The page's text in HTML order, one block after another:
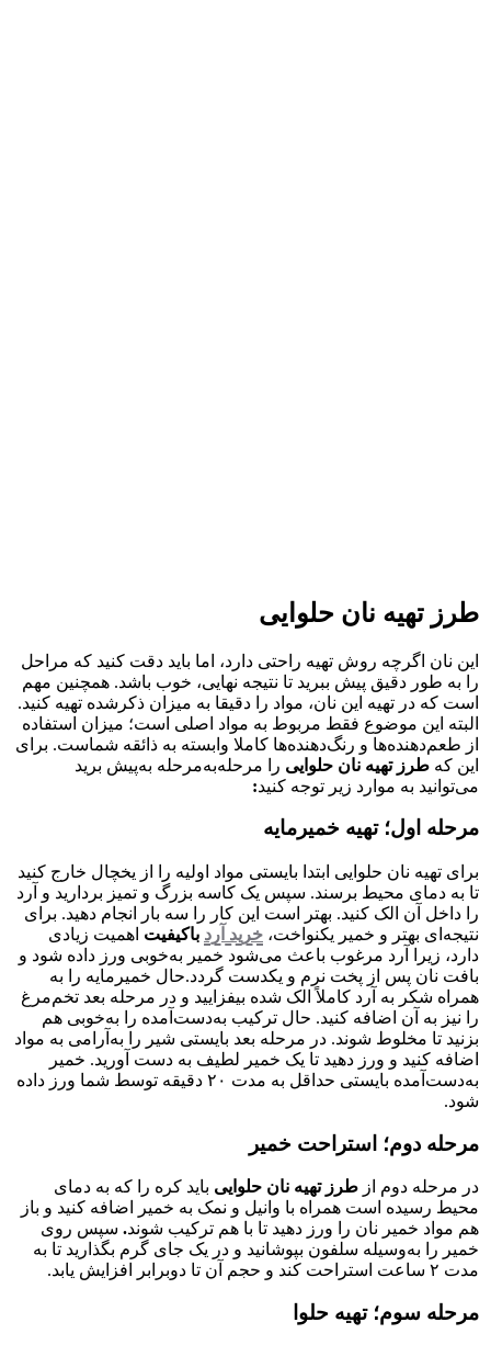
طرز تهیه نان حلوایی
این نان اگرچه روش تهیه راحتی دارد، اما باید دقت کنید که مراحل
را به طور دقیق پیش ببرید تا نتیجه نهایی، خوب باشد. همچنین مهم
است که در تهیه این نان، مواد را دقیقا به میزان ذکرشده تهیه کنید.
البته این موضوع فقط مربوط به مواد اصلی است؛ میزان استفاده
از طعم‌دهنده‌ها و رنگ‌دهنده‌ها کاملا وابسته به ذائقه شماست. برای
این که طرز تهیه نان حلوایی را مرحله‌به‌مرحله به‌پیش برید
می‌توانید به موارد زیر توجه کنید:
مرحله اول؛ تهیه خمیرمایه
برای تهیه نان حلوایی ابتدا بایستی مواد اولیه را از یخچال خارج کنید
تا به دمای محیط برسند. سپس یک کاسه بزرگ و تمیز بردارید و آرد
را داخل آن الک کنید. بهتر است این کار را سه بار انجام دهید. برای
نتیجه‌ای بهتر و خمیر یکنواخت، خرید آرد باکیفیت اهمیت زیادی
دارد، زیرا آرد مرغوب باعث می‌شود خمیر به‌خوبی ورز داده شود و
بافت نان پس از پخت نرم و یکدست گردد.حال خمیرمایه را به
همراه شکر به آرد کاملاً الک شده بیفزایید و در مرحله بعد تخم‌مرغ
را نیز به آن اضافه کنید. حال ترکیب به‌دست‌آمده را به‌خوبی هم
بزنید تا مخلوط شوند. در مرحله بعد بایستی شیر را به‌آرامی به مواد
اضافه کنید و ورز دهید تا یک خمیر لطیف به دست آورید. خمیر
به‌دست‌آمده بایستی حداقل به مدت ۲۰ دقیقه توسط شما ورز داده
شود.
مرحله دوم؛ استراحت خمیر
در مرحله دوم از طرز تهیه نان حلوایی باید کره را که به دمای
محیط رسیده است همراه با وانیل و نمک به خمیر اضافه کنید و باز
هم مواد خمیر نان را ورز دهید تا با هم ترکیب شوند. سپس روی
خمیر را به‌وسیله سلفون بپوشانید و در یک جای گرم بگذارید تا به
مدت ۲ ساعت استراحت کند و حجم آن تا دوبرابر افزایش یابد.
مرحله سوم؛ تهیه حلوا